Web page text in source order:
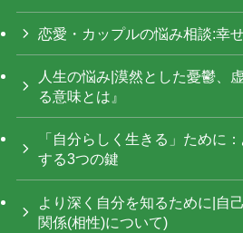
恋愛・カップルの悩み相談:幸
人生の悩み|漠然とした憂鬱、
る意味とは』
「自分らしく生きる」ために
する3つの鍵
より深く自分を知るために|自
関係(相性)について)